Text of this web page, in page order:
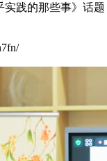
践的那些事》话